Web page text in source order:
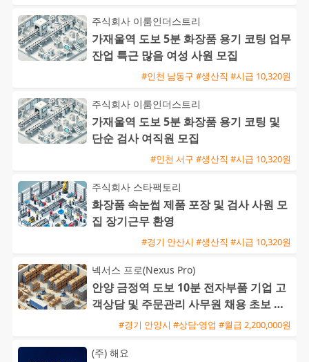
주식회사 이룸인더스트리
가재울역 도보 5분 화장품 용기 코팅 업무
잔업 특근 많음 여성 사원 모집
#인천 남동구 #생산직 #시급 10,320원
주식회사 이룸인더스트리
가재울역 도보 5분 화장품 용기 코팅 및
단순 검사 여직원 모집
#인천 서구 #생산직 #시급 10,320원
주식회사 스타팩토리
화장품 속눈썹 제품 포장 및 검사 사원 모
집 장기근무 환영
#경기 안산시 #생산직 #시급 10,320원
넥서스 프로(Nexus Pro)
안양 금정역 도보 10분 전자부품 기업 고
객상담 및 주문관리 사무원 채용 초보 가
#경기 안양시 #상담·영업 #월급 2,200,000원
(주) 해요